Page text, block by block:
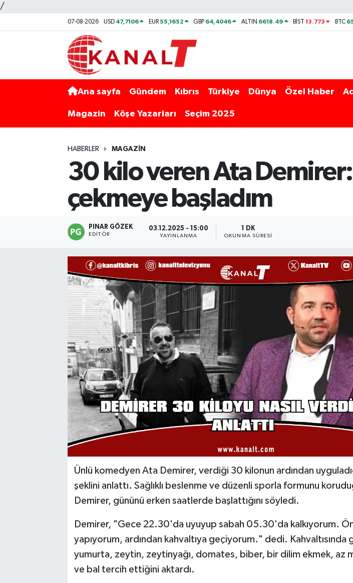
/
07-08-2026 USD 47,7106 EUR55,1652 GBP 64,4046 ALTIN 6618.49 BİST13.773 BTC
Ana sayfa Gündem Kıbrıs Türkiye Dünya Özel Haber
Magazin Köşe Yazarları Seçim 2025
HABERLER MAGAZIN
30 kilo veren Ata
çekmeye başladım
PINAR GÖZEK
EDITÖR
03.12.2025 - 15:00
YAYINLANMA
1 DK
OKUNMA SÜRESI
Ünlü komedyen Ata Demirer, verdiği 30 kilonun ardından
şeklini anlattı. Sağlıklı beslenme ve düzenli sporla formunu
Demirer, gününü erken saatlerde başlattığını söyledi.
Demirer, "Gece 22.30'da uyuyup sabah 05.30'da kalkıyorum.
yapıyorum, ardından kahvaltıya geçiyorum." dedi. Kahvaltısında
yumurta, zeytin, zeytinyağı, domates, biber, bir dilim ekmek, az
ve bal tercih ettiğini aktardı.